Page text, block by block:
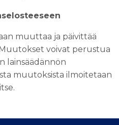
muuttaa ja päivittää
voivat perustua
lainsäädännön
muutoksista ilmoitetaan